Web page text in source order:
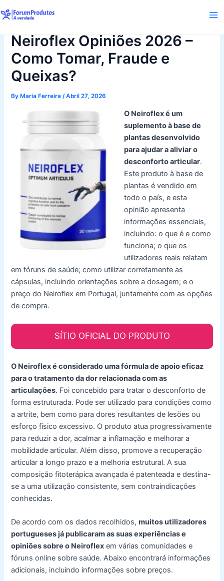
to
Neiroflex Opiniões 2026 –
Como Tomar, Fraude e
Queixas?
ByMaria Ferreira /Abril 27, 2026
O Neiroflex é um
suplemento à base de
plantas desenvolvido
para ajudar a aliviar o
desconforto articular.
Este produto à base de
plantas é vendido em
todo o país, e esta
opinião apresenta
informações essenciais,
incluindo: o que é e como
funciona; o que os
utilizadores reais relatam
em fóruns de saúde; como utilizar corretamente as
cápsulas, incluindo orientações sobre a dosagem; e o
preço do Neiroflex em Portugal, juntamente com as opções
de compra.
SÍTIO OFICIAL DO PRODUTO
O Neiroflex é considerado uma fórmula de apoio eficaz
para o tratamento da dor relacionada com as
articulações. Foi concebido para tratar o desconforto de
forma estruturada. Pode ser utilizado para condições como
a artrite, bem como para dores resultantes de lesões ou
esforço físico excessivo. O produto atua progressivamente
para reduzir a dor, acalmar a inflamação e melhorar a
mobilidade articular. Além disso, promove a recuperação
articular a longo prazo e a melhoria estrutural. A sua
composição fitoterápica avançada é patenteada e destina-
se a uma utilização consistente, sem contraindicações
conhecidas.
De acordo com os dados recolhidos,muitos utilizadores
portugueses já publicaram as suas experiências e
opiniões sobre o Neiroflex em várias comunidades e
fóruns online sobre saúde. Abaixo encontrará informações
adicionais, incluindo informações sobre preços.